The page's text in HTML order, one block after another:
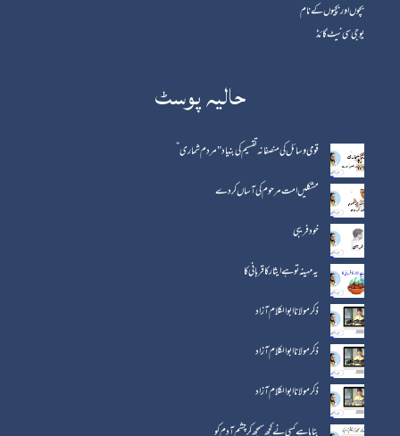
بچوں اور بچیوں کے نام
یوجی سی نیٹ گائڈ
حالیہ پوسٹ
قومی وسائل کی منصفانہ تقسیم کی بنیاد "مردم شماری”
مشکلیں امت مرحوم کی آساں کردے
خود فریبی
یہ مہینہ تو ہے ایثار کا قربانی کا
ذکر مولانا ابوالکلام آزاد
ذکر مولانا ابو الکلام آزاد
ذکر مولانا ابو الکلام آزاد
بنایا ہے کسی نے کچھ سمجھ کر چشم آدم کو